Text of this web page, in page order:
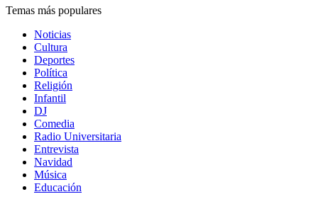
Temas más populares
Noticias
Cultura
Deportes
Política
Religión
Infantil
DJ
Comedia
Radio Universitaria
Entrevista
Navidad
Música
Educación